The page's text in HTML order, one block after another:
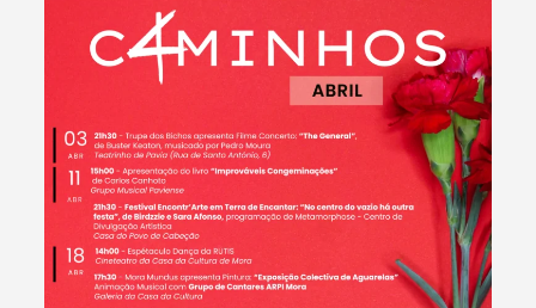
Termo de Pesquisa